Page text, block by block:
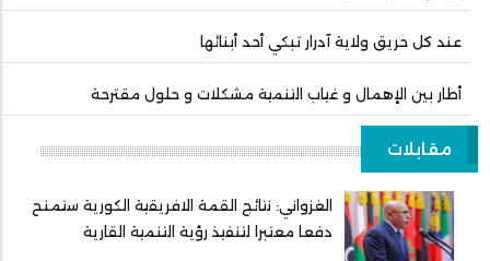
عند كل حريق ولاية آدرار تبكي أحد أبنائها
أطار بين الإهمال و غياب التنمية مشكلات و حلول مقترحة
مقابلات
الغزواني: نتائج القمة الافريقية الكورية ستمنح
دفعا معتبرا لتنفيذ رؤية التنمية القارية